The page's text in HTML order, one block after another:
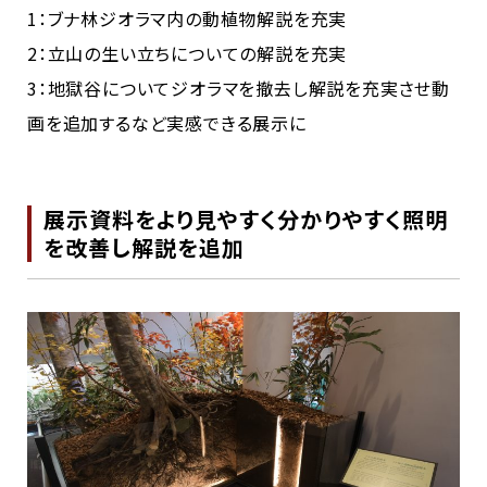
1：ブナ林ジオラマ内の動植物解説を充実
2：立山の生い立ちについての解説を充実
3：地獄谷についてジオラマを撤去し解説を充実させ動
画を追加するなど実感できる展示に
展示資料をより見やすく分かりやすく照明
を改善し解説を追加